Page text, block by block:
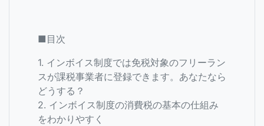
■目次
1. インボイス制度では免税対象のフリーラン
スが課税事業者に登録できます。あなたなら
どうする？
2. インボイス制度の消費税の基本の仕組み
をわかりやすく